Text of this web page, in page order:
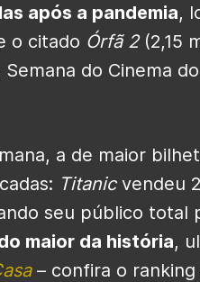
após a pandemia,
o citado Órfã 2(2,15
do Cinema
a de maior
Titanicvendeu
seu público total
maior da história,
– confira o ranking